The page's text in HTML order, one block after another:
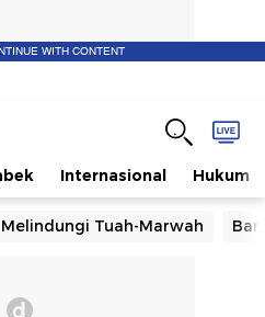
WITH CONTENT
Internasional Hukum
Melindungi Tuah-Marwah